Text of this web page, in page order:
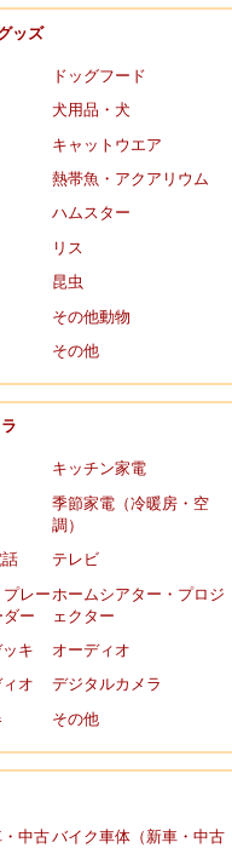
ッズ
ドッグフード
犬用品・犬
キャットウエア
熱帯魚・アクアリウム
ハムスター
リス
昆虫
その他動物
その他
キッチン家電
季節家電（冷暖房・空
調）
テレビ
レー
ー
ホームシアター・プロジ
ェクター
キ
オーディオ
オ
デジタルカメラ
その他
中古バイク車体（新車・中古